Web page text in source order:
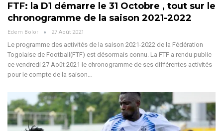
FTF: la D1 démarre le 31 Octobre , tout sur le
chronogramme de la saison 2021-2022
Edem Bolor 27 Août 2021
Le programme des activités de la saison 2021-2022 de la Fédération
Togolaise de Football(FTF) est désormais connu. La FTF a rendu public
ce vendredi 27 Août 2021 le chronogramme de ses différentes activités
pour le compte de la saison…